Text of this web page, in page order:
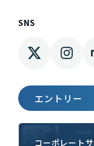
SNS
エントリー
コーポレート